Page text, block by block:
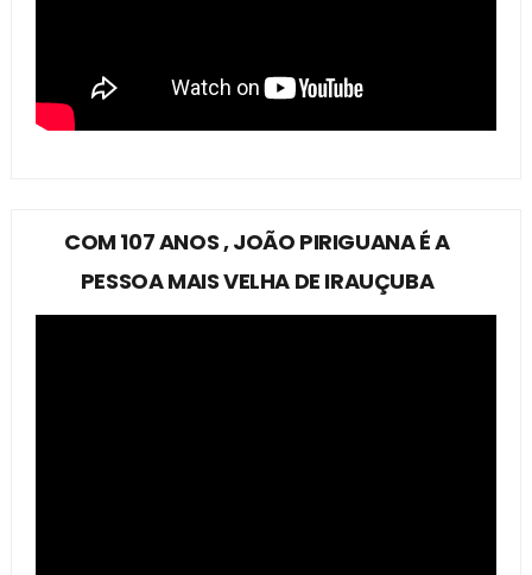
COM 107 ANOS , JOÃO PIRIGUANA É A
PESSOA MAIS VELHA DE IRAUÇUBA